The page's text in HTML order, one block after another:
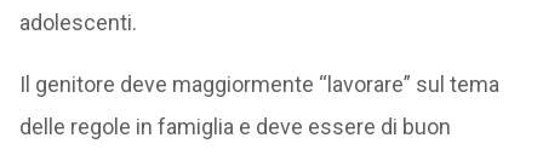
adolescenti.
Il genitore deve maggiormente “lavorare” sul tema
delle regole in famiglia e deve essere di buon